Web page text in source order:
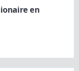
en